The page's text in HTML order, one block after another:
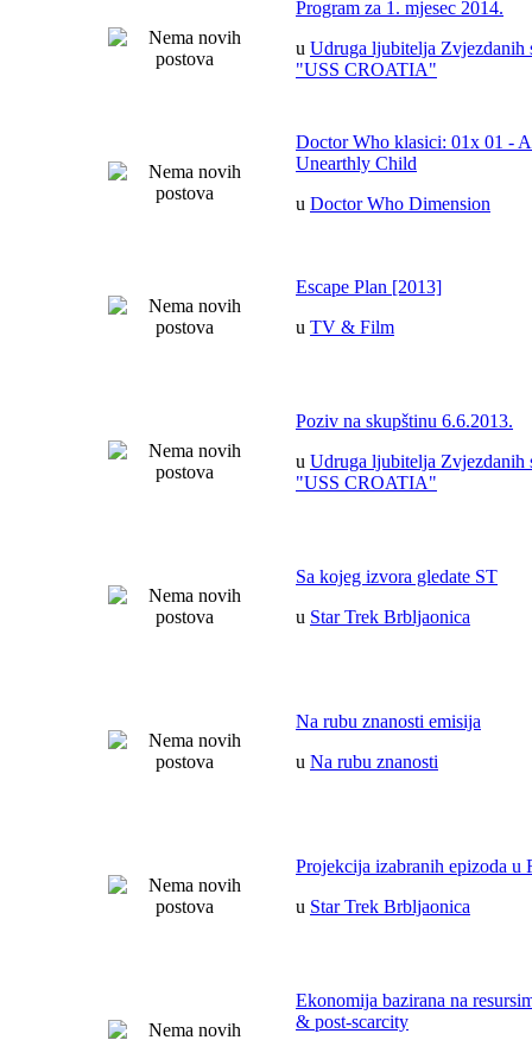
Program za 1. mjesec 2014.
u Udruga ljubitelja Zvjezdanih
"USS CROATIA"
Doctor Who klasici: 01x 01 -
Unearthly Child
u Doctor Who Dimension
Escape Plan [2013]
u TV & Film
Poziv na skupštinu 6.6.2013.
u Udruga ljubitelja Zvjezdanih
"USS CROATIA"
Sa kojeg izvora gledate ST
u Star Trek Brbljaonica
Na rubu znanosti emisija
u Na rubu znanosti
Projekcija izabranih epizoda u
u Star Trek Brbljaonica
Ekonomija bazirana na
& post-scarcity